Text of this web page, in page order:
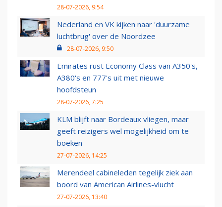
28-07-2026, 9:54
Nederland en VK kijken naar 'duurzame
luchtbrug' over de Noordzee
28-07-2026, 9:50
Emirates rust Economy Class van A350's,
A380's en 777's uit met nieuwe
hoofdsteun
28-07-2026, 7:25
KLM blijft naar Bordeaux vliegen, maar
geeft reizigers wel mogelijkheid om te
boeken
27-07-2026, 14:25
Merendeel cabineleden tegelijk ziek aan
boord van American Airlines-vlucht
27-07-2026, 13:40